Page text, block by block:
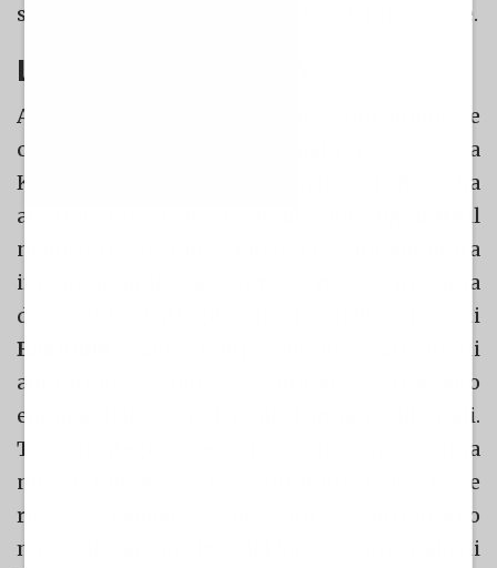
strategia d’attrito, nettamente più funzionale.
La Guerra d’attrito
A seguito delle vittoriose controffensive
condotte nella seconda metà del 2022 a
Kharkhiv e Kherson, l’esercito di Kiev ha
adottato una strategia finalizzata a
il
nemico russo. Tale strategia è stata applicata
impantanando le forze russe in una
devastante battaglia urbana nella città di
Bakhmut
, dando tempo alle forze armate di
addestrare nuove brigate d’assalto
equipaggiate con sistemi d’arma occidentali.
Tale strategia aveva fatto sperare in una
nuova blitzkrieg nei confronti delle forze
russe, esposte ad un contrattacco
meccanizzato in virtù del loro elevato grado di